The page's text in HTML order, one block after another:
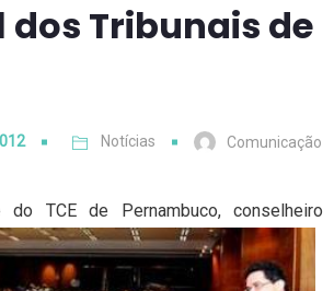
dos Tribunais de
Notícias Comunicação
do TCE de Pernambuco, conselheiro